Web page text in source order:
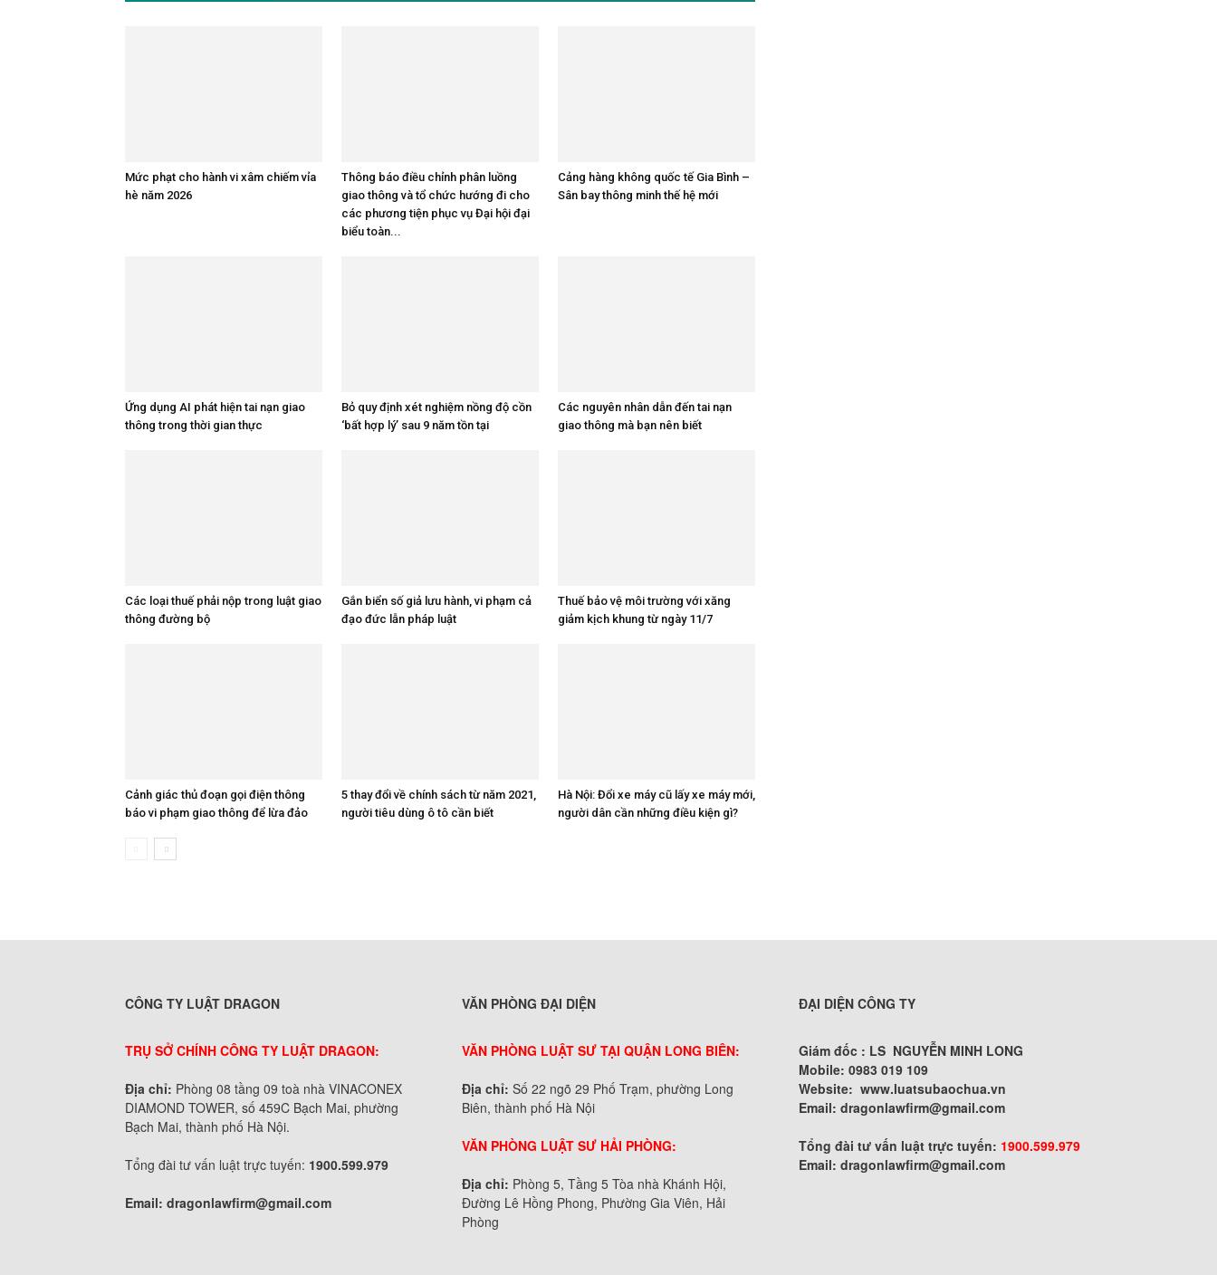
Mức phạt cho hành vi xâm chiếm vỉa
hè năm 2026
Thông báo điều chỉnh phân luồng
giao thông và tổ chức hướng đi cho
các phương tiện phục vụ Đại hội đại
biểu toàn...
Cảng hàng không quốc tế Gia Bình –
Sân bay thông minh thế hệ mới
Ứng dụng AI phát hiện tai nạn giao
thông trong thời gian thực
Bỏ quy định xét nghiệm nồng độ cồn
‘bất hợp lý’ sau 9 năm tồn tại
Các nguyên nhân dẫn đến tai nạn
giao thông mà bạn nên biết
Các loại thuế phải nộp trong luật giao
thông đường bộ
Gắn biển số giả lưu hành, vi phạm cả
đạo đức lẫn pháp luật
Thuế bảo vệ môi trường với xăng
giảm kịch khung từ ngày 11/7
Cảnh giác thủ đoạn gọi điện thông
báo vi phạm giao thông để lừa đảo
5 thay đổi về chính sách từ năm 2021,
người tiêu dùng ô tô cần biết
Hà Nội: Đổi xe máy cũ lấy xe máy mới,
người dân cần những điều kiện gì?
CÔNG TY LUẬT DRAGON
TRỤ SỞ CHÍNH CÔNG TY LUẬT DRAGON:
Địa chỉ: Phòng 08 tầng 09 toà nhà VINACONEX
DIAMOND TOWER, số 459C Bạch Mai, phường
Bạch Mai, thành phố Hà Nội.
Tổng đài tư vấn luật trực tuyến: 1900.599.979
Email: dragonlawfirm@gmail.com
VĂN PHÒNG ĐẠI DIỆN
VĂN PHÒNG LUẬT SƯ TẠI QUẬN LONG BIÊN:
Địa chỉ: Số 22 ngõ 29 Phố Trạm, phường Long
Biên, thành phố Hà Nội
VĂN PHÒNG LUẬT SƯ HẢI PHÒNG:
Địa chỉ: Phòng 5, Tầng 5 Tòa nhà Khánh Hội,
Đường Lê Hồng Phong, Phường Gia Viên, Hải
Phòng
ĐẠI DIỆN CÔNG TY
Giám đốc : LS NGUYỄN MINH LONG
Mobile: 0983 019 109
Website: www.luatsubaochua.vn
Email: dragonlawfirm@gmail.com
Tổng đài tư vấn luật trực tuyến: 1900.599.979
Email: dragonlawfirm@gmail.com